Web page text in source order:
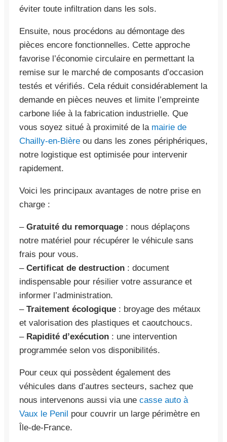
éviter toute infiltration dans les sols.
Ensuite, nous procédons au démontage des
pièces encore fonctionnelles. Cette approche
favorise l’économie circulaire en permettant la
remise sur le marché de composants d’occasion
testés et vérifiés. Cela réduit considérablement la
demande en pièces neuves et limite l’empreinte
carbone liée à la fabrication industrielle. Que
vous soyez situé à proximité de la mairie de
Chailly-en-Bière ou dans les zones périphériques,
notre logistique est optimisée pour intervenir
rapidement.
Voici les principaux avantages de notre prise en
charge :
– Gratuité du remorquage : nous déplaçons
notre matériel pour récupérer le véhicule sans
frais pour vous.
– Certificat de destruction : document
indispensable pour résilier votre assurance et
informer l’administration.
– Traitement écologique : broyage des métaux
et valorisation des plastiques et caoutchoucs.
– Rapidité d’exécution : une intervention
programmée selon vos disponibilités.
Pour ceux qui possèdent également des
véhicules dans d’autres secteurs, sachez que
nous intervenons aussi via une casse auto à
Vaux le Penil pour couvrir un large périmètre en
Île-de-France.